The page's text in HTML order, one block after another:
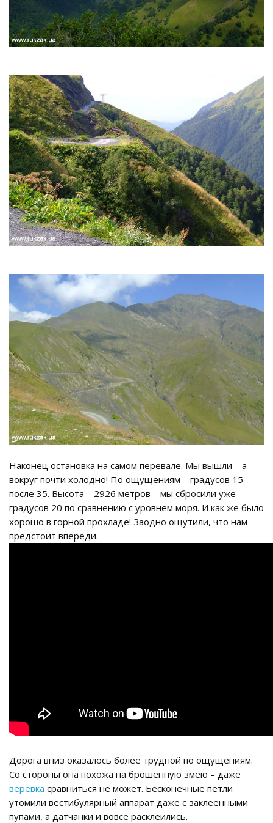
Наконец остановка на самом перевале. Мы вышли – а
вокруг почти холодно! По ощущениям – градусов 15
после 35. Высота – 2926 метров – мы сбросили уже
градусов 20 по сравнению с уровнем моря. И как же было
хорошо в горной прохладе! Заодно ощутили, что нам
предстоит впереди.
Дорога вниз оказалось более трудной по ощущениям.
Со стороны она похожа на брошенную змею – даже
верёвка сравниться не может. Бесконечные петли
утомили вестибулярный аппарат даже с заклеенными
пупами, а датчанки и вовсе расклеились.